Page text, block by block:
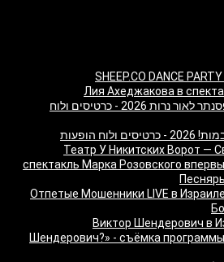
SHEEP.CO DANCE
Лия Ахеджакова в
משופן ועד AC/DC - מופע פסנתר לאור נרות 2026 - כרטיסים ולוח
הופעות
"Театр У Никитских Ворот —
спектакль Марка Розовского
Отпетые Мошенники LIVE в
Виктор Шендерович в
Шендерович?» - съёмка